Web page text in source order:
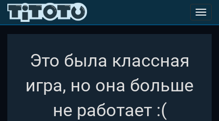
Это была классная
игра, но она больше
не работает :(